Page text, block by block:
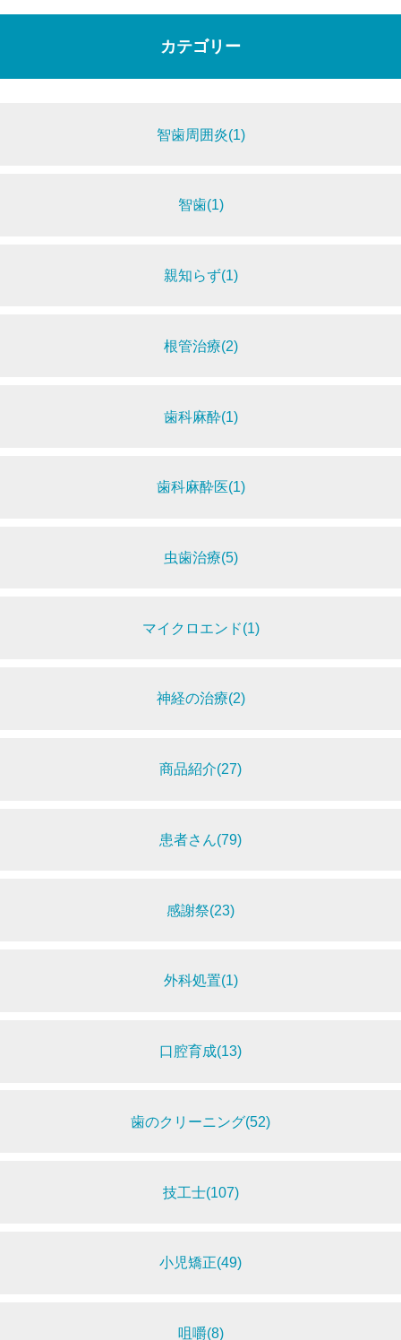
カテゴリー
智歯周囲炎(1)
智歯(1)
親知らず(1)
根管治療(2)
歯科麻酔(1)
歯科麻酔医(1)
虫歯治療(5)
マイクロエンド(1)
神経の治療(2)
商品紹介(27)
患者さん(79)
感謝祭(23)
外科処置(1)
口腔育成(13)
歯のクリーニング(52)
技工士(107)
小児矯正(49)
咀嚼(8)